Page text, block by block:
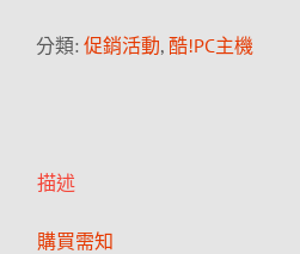
分類: 促銷活動, 酷!PC主機
描述
購買需知